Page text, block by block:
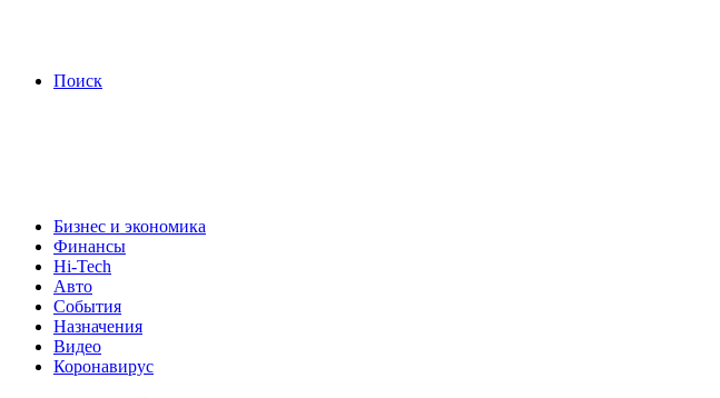
Поиск
Бизнес и экономика
Финансы
Hi-Tech
Авто
События
Назначения
Видео
Коронавирус